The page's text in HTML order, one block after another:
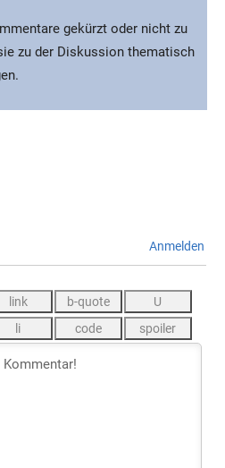
gekürzt oder nicht zu
zu der Diskussion thematisch
Anmelden